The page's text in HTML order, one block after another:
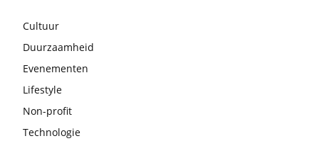
Cultuur
Duurzaamheid
Evenementen
Lifestyle
Non-profit
Technologie